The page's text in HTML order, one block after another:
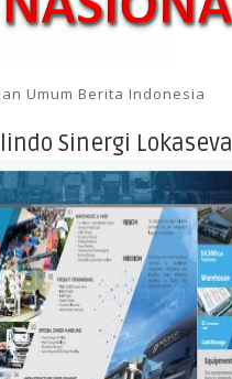
Umum Berita Indonesia
Sinergi Lokaseva